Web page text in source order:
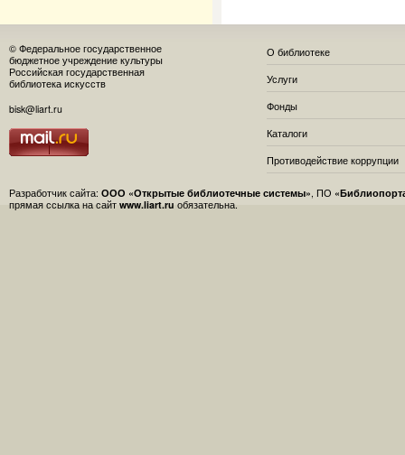
© Федеральное государственное
бюджетное учреждение культуры
Российская государственная
библиотека искусств
bisk@liart.ru
О библиотеке
Услуги
Фонды
Каталоги
Противодействие коррупции
Разработчик сайта: ООО «Открытые библиотечные системы» , ПО
прямая ссылка на сайт www.liart.ru обязательна.